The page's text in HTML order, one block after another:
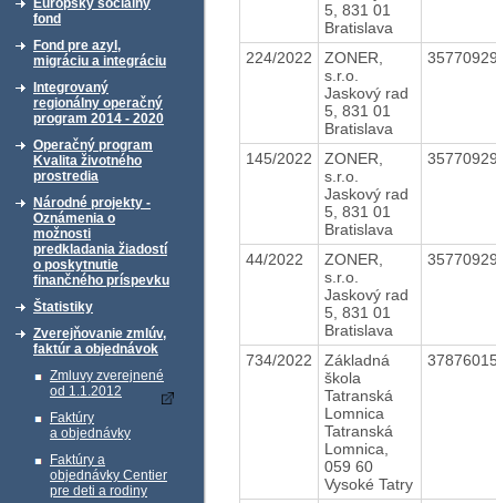
Európsky sociálny
fond
Fond pre azyl,
migráciu a integráciu
Integrovaný
regionálny operačný
program 2014 - 2020
Operačný program
Kvalita životného
prostredia
Národné projekty -
Oznámenia o
možnosti
predkladania žiadostí
o poskytnutie
finančného príspevku
Štatistiky
Zverejňovanie zmlúv,
faktúr a objednávok
Zmluvy zverejnené
od 1.1.2012
Faktúry
a objednávky
Faktúry a
objednávky Centier
pre deti a rodiny
5, 831 01
Bratislava
224/2022
ZONER,
s.r.o.
Jaskový rad
5, 831 01
Bratislava
145/2022
ZONER,
s.r.o.
Jaskový rad
5, 831 01
Bratislava
44/2022
ZONER,
s.r.o.
Jaskový rad
5, 831 01
Bratislava
734/2022
Základná
škola
Tatranská
Lomnica
Tatranská
Lomnica,
059 60
Vysoké Tatry